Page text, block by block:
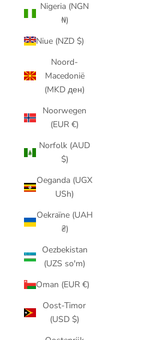
Nigeria (NGN
₦)
Niue (NZD $)
Noord-
Macedonië
(MKD ден)
Noorwegen
(EUR €)
Norfolk (AUD
$)
Oeganda (UGX
USh)
Oekraïne (UAH
₴)
Oezbekistan
(UZS so'm)
Oman (EUR €)
Oost-Timor
(USD $)